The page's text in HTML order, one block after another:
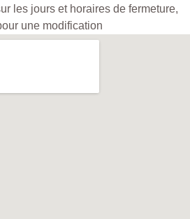
les jours et horaires de fermeture,
une modification